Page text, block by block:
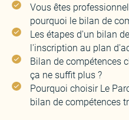
Vous êtes
pourquoi le bilan de
Les étapes d'un bilan
l'inscription au plan
Bilan de compétences
ça ne suffit plus ?
Pourquoi choisir Le
bilan de compétences